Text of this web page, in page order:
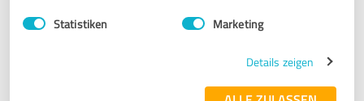
Statistiken Marketing
Details zeigen